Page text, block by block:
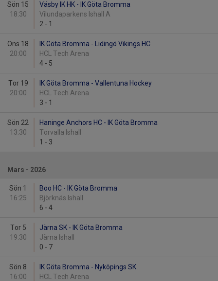
Sön 15
18:30
Väsby IK HK - IK Göta Bromma
Vilundaparkens Ishall A
2 - 1
Ons 18
20:00
IK Göta Bromma - Lidingö Vikings HC
HCL Tech Arena
4 - 5
Tor 19
20:00
IK Göta Bromma - Vallentuna Hockey
HCL Tech Arena
3 - 1
Sön 22
13:30
Haninge Anchors HC - IK Göta Bromma
Torvalla Ishall
1 - 3
Mars - 2026
Sön 1
16:25
Boo HC - IK Göta Bromma
Björknäs Ishall
6 - 4
Tor 5
19:30
Järna SK - IK Göta Bromma
Järna Ishall
0 - 7
Sön 8
16:00
IK Göta Bromma - Nyköpings SK
HCL Tech Arena